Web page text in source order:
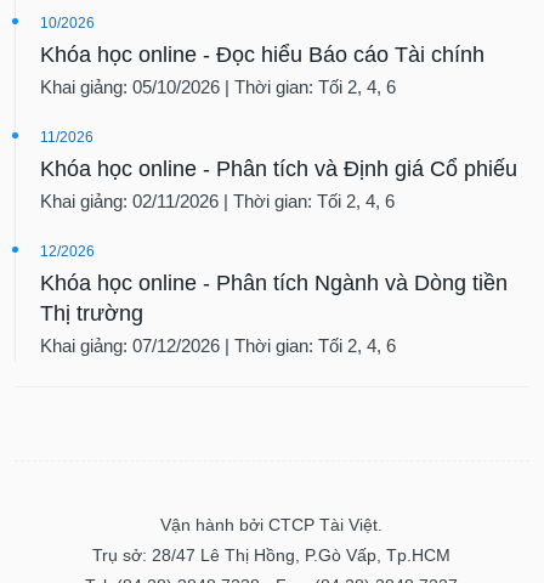
10/2026
Khóa học online - Đọc hiểu Báo cáo Tài chính
Khai giảng: 05/10/2026 | Thời gian: Tối 2, 4, 6
11/2026
Khóa học online - Phân tích và Định giá Cổ phiếu
Khai giảng: 02/11/2026 | Thời gian: Tối 2, 4, 6
12/2026
Khóa học online - Phân tích Ngành và Dòng tiền
Thị trường
Khai giảng: 07/12/2026 | Thời gian: Tối 2, 4, 6
Vận hành bởi CTCP Tài Việt.
Trụ sở: 28/47 Lê Thị Hồng, P.Gò Vấp, Tp.HCM